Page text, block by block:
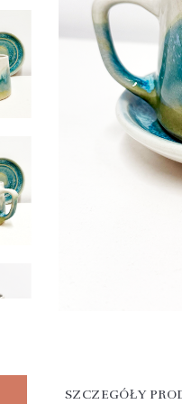
SZCZEGÓŁY